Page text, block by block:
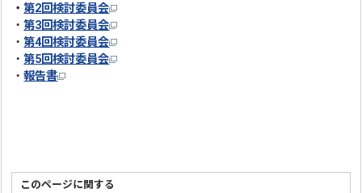
・第2回検討委員会
・第3回検討委員会
・第4回検討委員会
・第5回検討委員会
・報告書
このページに関する